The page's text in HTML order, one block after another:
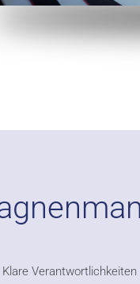
Klare Verantwortlichkeiten